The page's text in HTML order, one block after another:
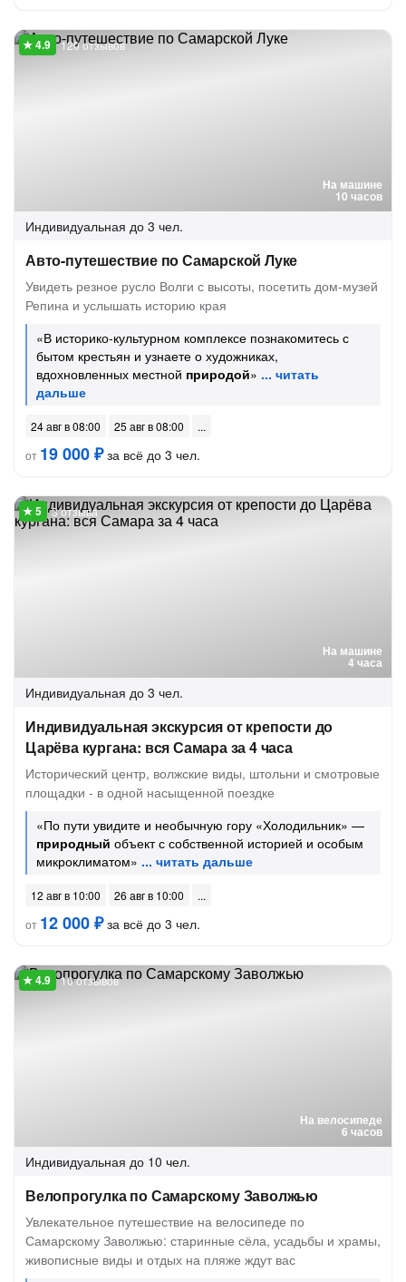
На машине
10 часов
120 отзывов
Индивидуальная до 3 чел.
Авто-путешествие по Самарской Луке
Увидеть резное русло Волги с высоты, посетить дом-музей
Репина и услышать историю края
«В историко-культурном комплексе познакомитесь с
бытом крестьян и узнаете о художниках,
вдохновленных местной природой»
24 авг в 08:00
25 авг в 08:00
от 19 000 ₽за всё до 3 чел.
На машине
4 часа
3 отзыва
Индивидуальная до 3 чел.
Индивидуальная экскурсия от крепости до
Царёва кургана: вся Самара за 4 часа
Исторический центр, волжские виды, штольни и смотровые
площадки - в одной насыщенной поездке
«По пути увидите и необычную гору «Холодильник» —
природный объект с собственной историей и особым
микроклиматом»
12 авг в 10:00
26 авг в 10:00
от 12 000 ₽за всё до 3 чел.
На велосипеде
6 часов
10 отзывов
Индивидуальная до 10 чел.
Велопрогулка по Самарскому Заволжью
Увлекательное путешествие на велосипеде по
Самарскому Заволжью: старинные сёла, усадьбы и храмы,
живописные виды и отдых на пляже ждут вас